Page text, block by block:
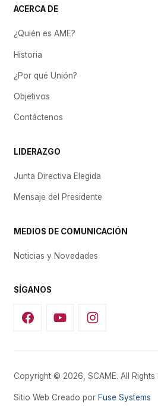
ACERCA DE
¿Quién es AME?
Historia
¿Por qué Unión?
Objetivos
Contáctenos
LIDERAZGO
Junta Directiva Elegida
Mensaje del Presidente
MEDIOS DE COMUNICACIÓN
Noticias y Novedades
SÍGANOS
Copyright © 2026, SCAME. All Rights
Sitio Web Creado por Fuse Systems